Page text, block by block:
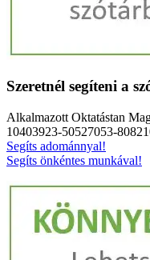
Szeretnél segíteni a
Alkalmazott Oktatástan
10403923-50527053-
Segíts adománnyal!
Segíts önkéntes munkával!